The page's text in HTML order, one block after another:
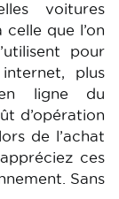
voitures
que l’on
pour
plus
ligne du
d’opération
de l’achat
ces
Sans